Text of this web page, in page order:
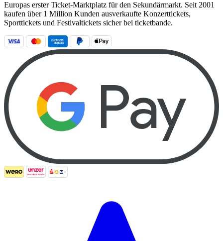
Europas erster Ticket-Marktplatz für den Sekundärmarkt. Seit 2001
kaufen über 1 Million Kunden ausverkaufte Konzerttickets,
Sporttickets und Festivaltickets sicher bei ticketbande.